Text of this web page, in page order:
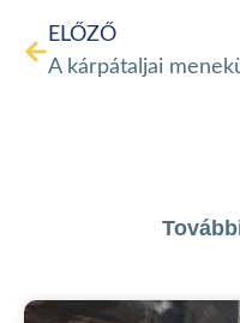
ELŐZŐ